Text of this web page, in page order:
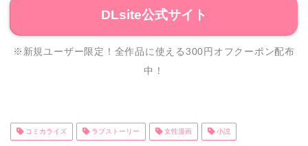
DLsite公式サイト
※新規ユーザー限定！全作品に使える300円オフクーポン配布
中！
コミカライズ ラブストーリー 女性漫画 小説